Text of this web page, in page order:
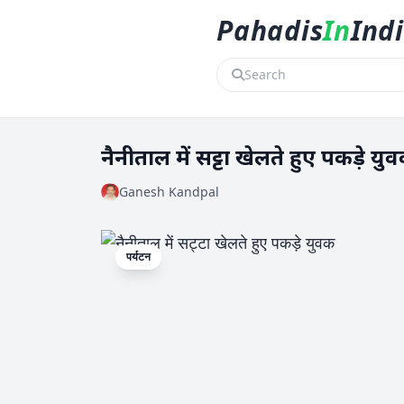
PahadisIn
नैनीताल में सट्टा खेलते हुए पकड़े
Ganesh Kandpal
पर्यटन